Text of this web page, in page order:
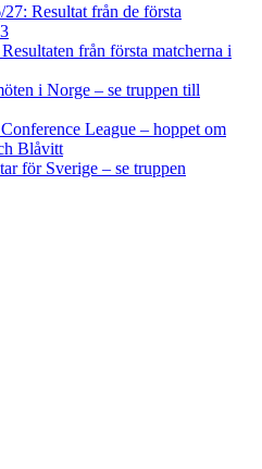
Resultat från de första
från första matcherna i
i Norge – se truppen till
League – hoppet om
Blåvitt
för Sverige – se truppen